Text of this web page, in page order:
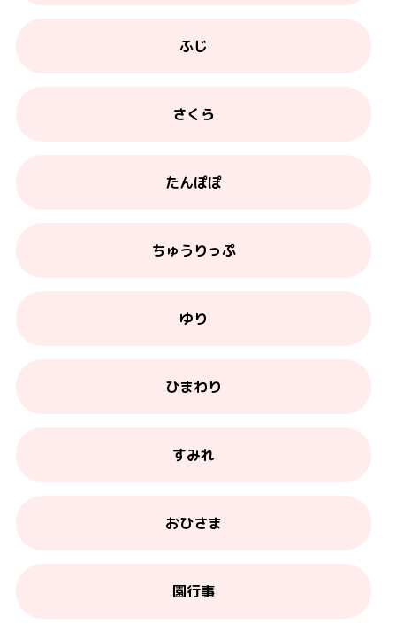
ふじ
さくら
たんぽぽ
ちゅうりっぷ
ゆり
ひまわり
すみれ
おひさま
園行事